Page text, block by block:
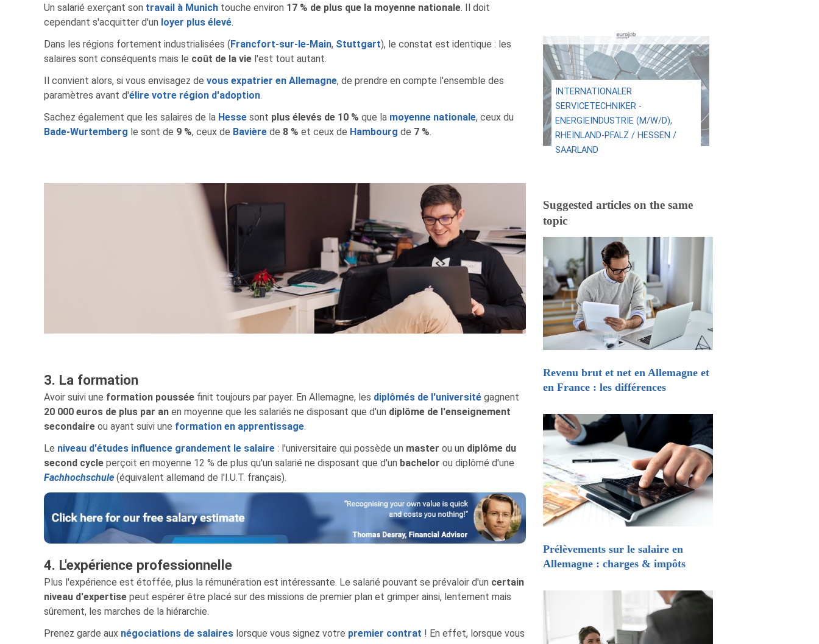
Un salarié exerçant son travail à Munich touche environ 17 % de plus que la moyenne nationale. Il doit
cependant s'acquitter d'un loyer plus élevé.
Dans les régions fortement industrialisées (Francfort-sur-le-Main, Stuttgart), le constat est identique : les
salaires sont conséquents mais le coût de la vie l'est tout autant.
Il convient alors, si vous envisagez de vous expatrier en Allemagne, de prendre en compte l'ensemble des
paramètres avant d'élire votre région d'adoption.
Sachez également que les salaires de la Hesse sont plus élevés de 10 % que la moyenne nationale, ceux du
Bade-Wurtemberg le sont de 9 %, ceux de Bavière de 8 % et ceux de Hambourg de 7 %.
3. La formation
Avoir suivi une formation poussée finit toujours par payer. En Allemagne, les diplômés de l'université gagnent
20 000 euros de plus par an en moyenne que les salariés ne disposant que d'un diplôme de l'enseignement
secondaire ou ayant suivi une formation en apprentissage.
Le niveau d'études influence grandement le salaire : l'universitaire qui possède un master ou un diplôme du
second cycle perçoit en moyenne 12 % de plus qu'un salarié ne disposant que d'un bachelor ou diplômé d'une
Fachhochschule (équivalent allemand de l'I.U.T. français).
4. L'expérience professionnelle
Plus l'expérience est étoffée, plus la rémunération est intéressante. Le salarié pouvant se prévaloir d'un certain
niveau d'expertise peut espérer être placé sur des missions de premier plan et grimper ainsi, lentement mais
sûrement, les marches de la hiérarchie.
Prenez garde aux négociations de salaires lorsque vous signez votre premier contrat ! En effet, lorsque vous
INTERNATIONALER
SERVICETECHNIKER -
ENERGIEINDUSTRIE (M/W/D),
RHEINLAND-PFALZ / HESSEN /
SAARLAND
Suggested articles on the same
topic
Revenu brut et net en Allemagne et
en France : les différences
Prélèvements sur le salaire en
Allemagne : charges & impôts